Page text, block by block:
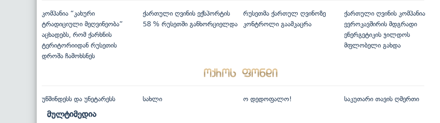
კომპანია “კახური
ტრადიციული მეღვინეობა”
აცხადებს, რომ ქარხნის
ტერიტორიიდან რუსეთის
დროშა ჩამოხსნეს
ქართული ღვინის ექსპორტის
58 % რუსეთში განხორციელდა
რუსეთმა ქართულ ღვინოზე
კონტროლი გაამკაცრა
ქართული ღვინის კომპანია
ევროკავშირის მდგრადი
ენერგეტიკის ჯილდოს
მფლობელი გახდა
უწმინდესს და უნეტარესს სახლი ო დედოფალო! საკუთარი თავის ღმერთი
მულტიმედია